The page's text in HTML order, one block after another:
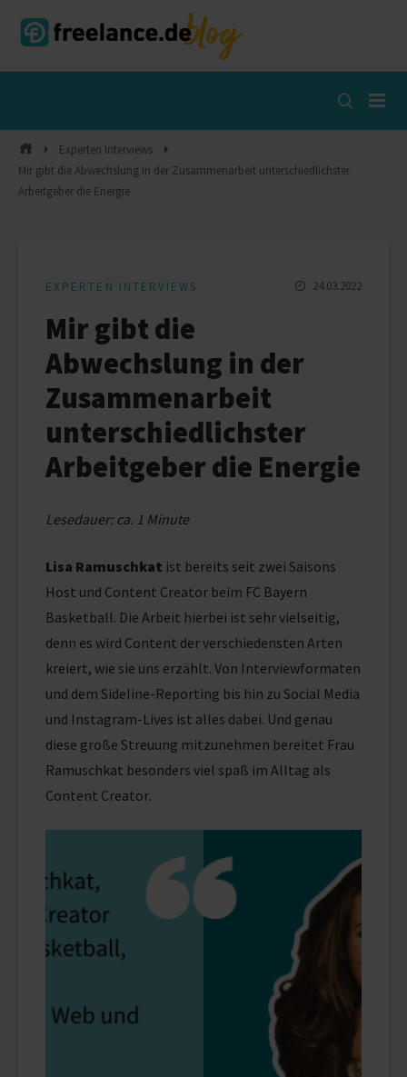
Open
Popup
Experten Interviews
Mir gibt die Abwechslung in der Zusammenarbeit unterschiedlichster
Arbeitgeber die Energie
EXPERTEN INTERVIEWS 24.03.2022
Mir gibt die
Abwechslung in der
Zusammenarbeit
unterschiedlichster
Arbeitgeber die Energie
Lesedauer: ca. 1 Minute
Lisa Ramuschkat ist bereits seit zwei Saisons
Host und Content Creator beim FC Bayern
Basketball. Die Arbeit hierbei ist sehr vielseitig,
denn es wird Content der verschiedensten Arten
kreiert, wie sie uns erzählt. Von Interviewformaten
und dem Sideline-Reporting bis hin zu Social Media
und Instagram-Lives ist alles dabei. Und genau
diese große Streuung mitzunehmen bereitet Frau
Ramuschkat besonders viel spaß im Alltag als
Content Creator.